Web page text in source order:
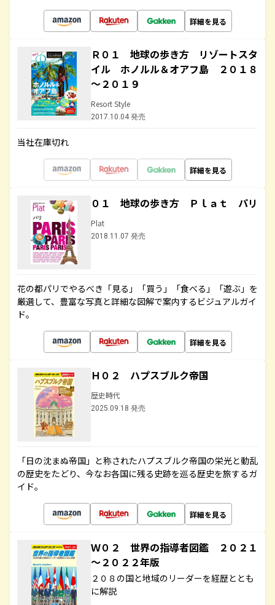
詳細を見る
Ｒ０１ 地球の歩き方 リゾートスタ
イル ホノルル＆オアフ島 ２０１８
～２０１９
Resort Style
2017.10.04 発売
当社在庫切れ
詳細を見る
０１ 地球の歩き方 Ｐｌａｔ パリ
Plat
2018.11.07 発売
花の都パリでやるべき「見る」「買う」「食べる」「遊ぶ」を
厳選して、豊富な写真と詳細な図解で案内するビジュアルガイ
ド。
詳細を見る
Ｈ０２ ハプスブルク帝国
歴史時代
2025.09.18 発売
「日の沈まぬ帝国」と称されたハプスブルク帝国の栄光と動乱
の歴史をたどり、今なお各国に残る史跡を巡る歴史を旅するガ
イド。
詳細を見る
Ｗ０２ 世界の指導者図鑑 ２０２１
～２０２２年版
２０８の国と地域のリーダーを経歴ととも
に解説